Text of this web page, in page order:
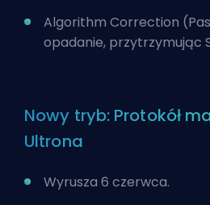
Algorithm Correction
opadanie, przytrzymując
Nowy tryb: Protokół
Ultrona
Wyrusza 6 czerwca.